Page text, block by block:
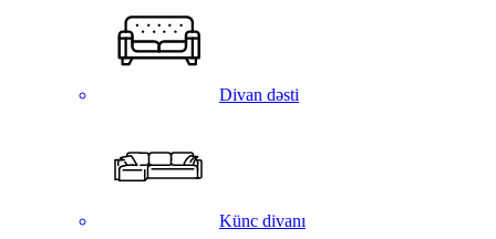
Divan dəsti
Künc divanı